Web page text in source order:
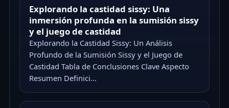
Explorando la castidad sissy: Una
inmersión profunda en la sumisión sissy
y el juego de castidad
Explorando la Castidad Sissy: Un Análisis
Profundo de la Sumisión Sissy y el Juego de
Castidad Tabla de Conclusiones Clave Aspecto
Resumen Definici...